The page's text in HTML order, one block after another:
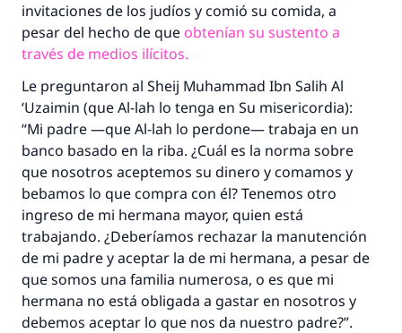
invitaciones de los judíos y comió su comida, a
pesar del hecho de que obtenían su sustento a
través de medios ilícitos.
Le preguntaron al Sheij Muhammad Ibn Salih Al
‘Uzaimin (que Al-lah lo tenga en Su misericordia):
“Mi padre —que Al-lah lo perdone— trabaja en un
banco basado en la riba. ¿Cuál es la norma sobre
que nosotros aceptemos su dinero y comamos y
bebamos lo que compra con él? Tenemos otro
ingreso de mi hermana mayor, quien está
trabajando. ¿Deberíamos rechazar la manutención
de mi padre y aceptar la de mi hermana, a pesar de
que somos una familia numerosa, o es que mi
hermana no está obligada a gastar en nosotros y
debemos aceptar lo que nos da nuestro padre?”.
(MUSLIM, 1893)
Contribuir